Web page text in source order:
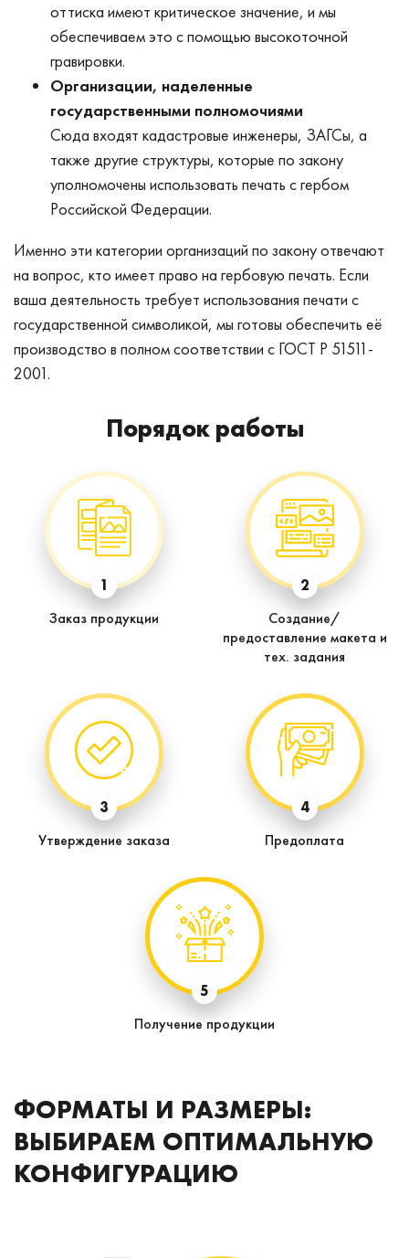
оттиска имеют критическое значение, и мы
обеспечиваем это с помощью высокоточной
гравировки.
Организации, наделенные
государственными полномочиями
Сюда входят кадастровые инженеры, ЗАГСы, а
также другие структуры, которые по закону
уполномочены использовать печать с гербом
Российской Федерации.
Именно эти категории организаций по закону отвечают
на вопрос, кто имеет право на гербовую печать. Если
ваша деятельность требует использования печати с
государственной символикой, мы готовы обеспечить её
производство в полном соответствии с ГОСТ Р 51511-
2001.
Порядок работы
1
Заказ продукции
2
Создание/
предоставление макета и
тех. задания
3
Утверждение заказа
4
Предоплата
5
Получение продукции
ФОРМАТЫ И РАЗМЕРЫ:
ВЫБИРАЕМ ОПТИМАЛЬНУЮ
КОНФИГУРАЦИЮ